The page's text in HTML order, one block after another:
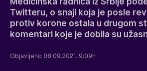
Twitteru, o snaji koja je posle
protiv korone ostala u drugom
komentari koje je dobila su
Objavljeno 08.09.2021. 9:09h